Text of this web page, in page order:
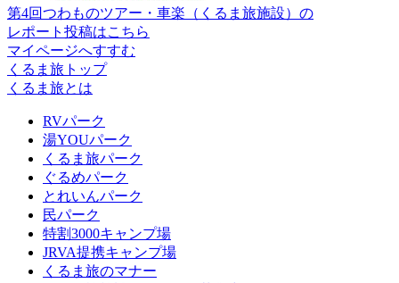
第4回つわものツアー・車楽（くるま旅施設）の
レポート投稿はこちら
マイページへすすむ
くるま旅トップ
くるま旅とは
RVパーク
湯YOUパーク
くるま旅パーク
ぐるめパーク
とれいんパーク
民パーク
特割3000キャンプ場
JRVA提携キャンプ場
くるま旅のマナー